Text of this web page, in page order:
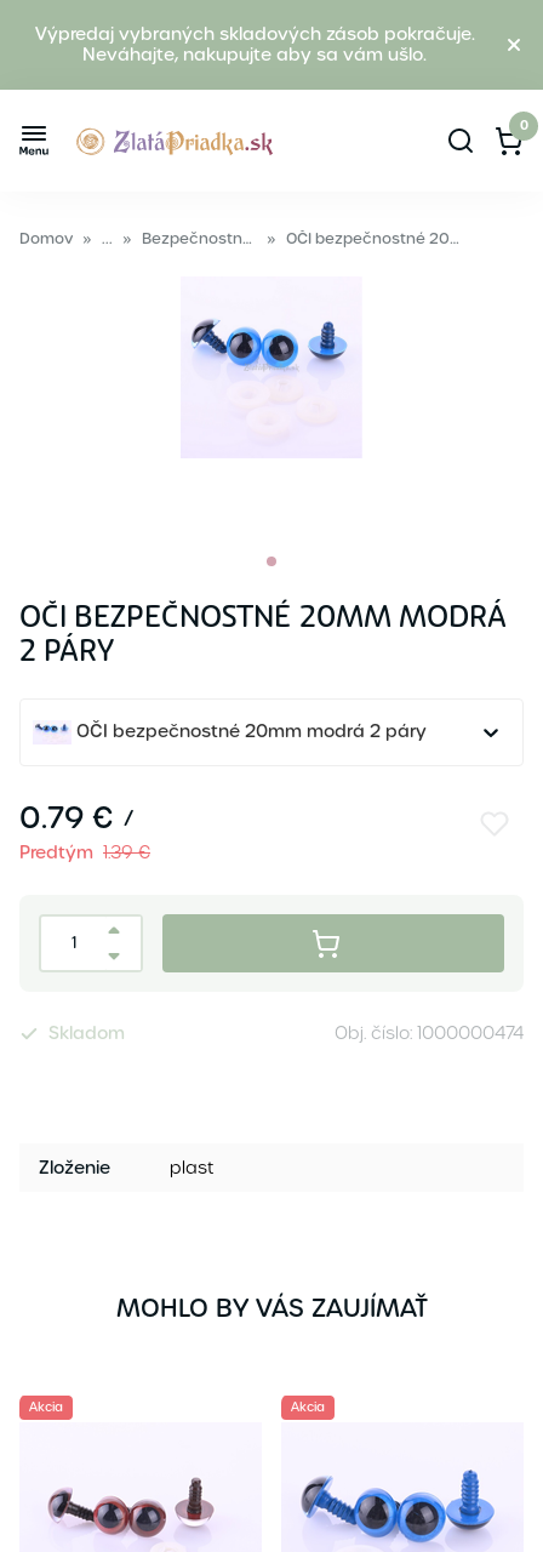
Výpredaj vybraných skladových zásob pokračuje.
Neváhajte, nakupujte aby sa vám ušlo.
0
Domov » ... » Bezpečnostné oči » OČI bezpečnostné 20mm modrá 2 páry
OČI BEZPEČNOSTNÉ 20MM MODRÁ
2 PÁRY
OČI bezpečnostné 20mm modrá 2 páry
0.79 € /
Predtým 1.39 €
Skladom Obj. číslo: 1000000474
Zloženie plast
MOHLO BY VÁS ZAUJÍMAŤ
Akcia Akcia